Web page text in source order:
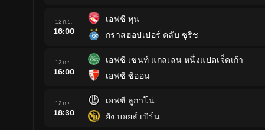
12 ก.ย.
16:00
เอฟซี ทุน
กราสฮอปเปอร์ คลับ ซูริช
12 ก.ย.
16:00
เอฟซี เซนท์ แกลเลน หนึ่งแปดเจ็ดเก้า
เอฟซี ซิออน
12 ก.ย.
18:30
เอฟซี ลูกาโน่
ยัง บอยส์ เบิร์น